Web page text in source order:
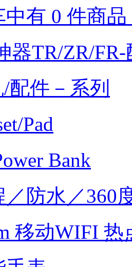
有 0 件商
器TR/ZR/
配件－系列
Pad
Bank
防水／360
移动WIFI 热